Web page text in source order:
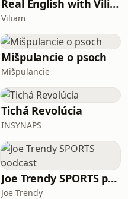
Real English with Viliam
Viliam
Mišpulancie o psoch
Mišpulancie
Tichá Revolúcia
INSYNAPS
Joe Trendy SPORTS podcast
Joe Trendy